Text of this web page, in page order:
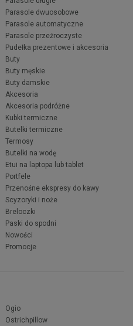
Parasole dwuosobowe
Parasole automatyczne
Parasole przeźroczyste
Pudełka prezentowe i akcesoria
Buty
Buty męskie
Buty damskie
Akcesoria
Akcesoria podróżne
Kubki termiczne
Butelki termiczne
Termosy
Butelki na wodę
Etui na laptopa lub tablet
Portfele
Przenośne ekspresy do kawy
Scyzoryki i noże
Breloczki
Paski do spodni
Nowości
Promocje
Ogio
Ostrichpillow